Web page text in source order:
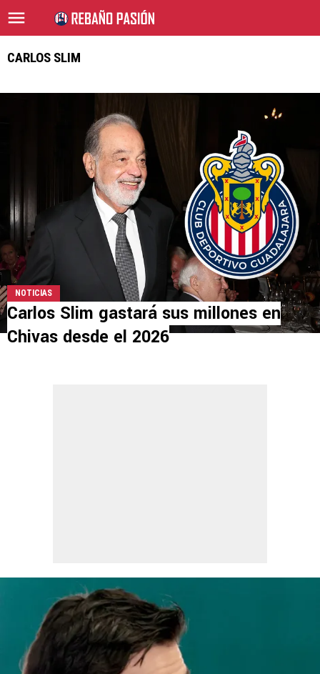
CARLOS SLIM
NOTICIAS
Carlos Slim gastará sus millones en
Chivas desde el 2026